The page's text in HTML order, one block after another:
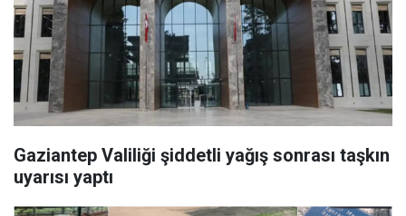
Gaziantep Valiliği şiddetli yağış sonrası taşkın
uyarısı yaptı